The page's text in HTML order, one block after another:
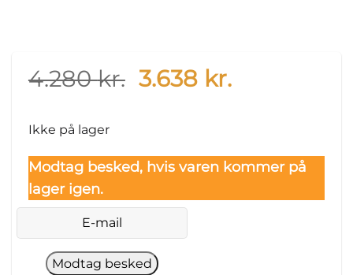
4.280kr. Original
3.638 kr.Current
Ikke på lager
Modtag besked, hvis varen kommer på
lager igen.